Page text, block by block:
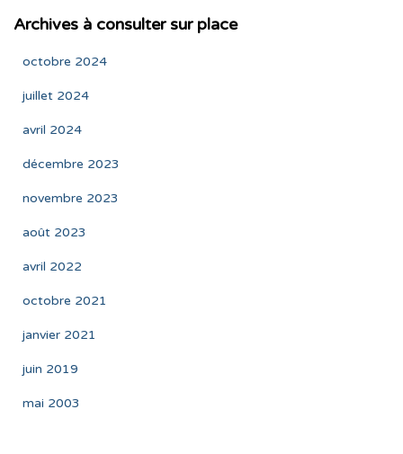
Archives à consulter sur place
octobre 2024
juillet 2024
avril 2024
décembre 2023
novembre 2023
août 2023
avril 2022
octobre 2021
janvier 2021
juin 2019
mai 2003